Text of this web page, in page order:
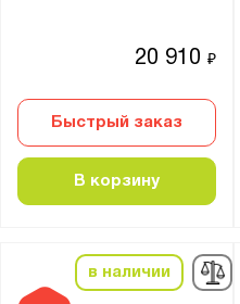
20 910₽
Быстрый заказ
В корзину
в наличии
Для гаража
Для производства
С тисками
Россия